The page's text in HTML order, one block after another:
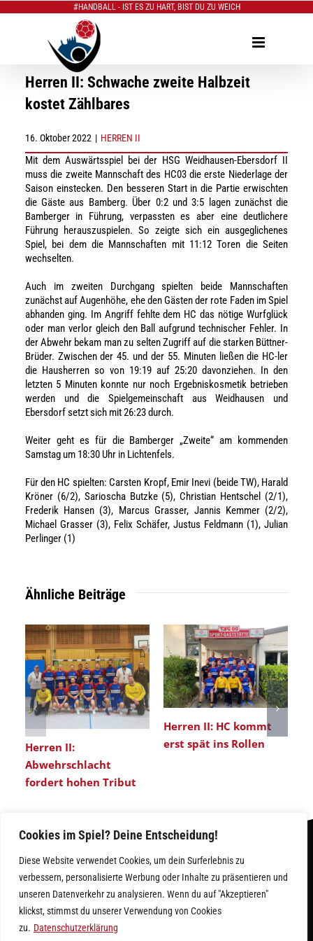
Cookies im Spiel? Deine Entscheidung!
Diese Website verwendet Cookies, um dein Surferlebnis zu
verbessern, personalisierte Werbung oder Inhalte zu präsentieren und
unseren Datenverkehr zu analysieren. Wenn du auf "Akzeptieren"
klickst, stimmst du unserer Verwendung von Cookies
zu. Datenschutzerklärung
#HANDBALL - IST ES ZU HART, BIST DU ZU WEICH
Herren II: Schwache zweite Halbzeit
kostet Zählbares
16. Oktober 2022 | HERREN II
Mit dem Auswärtsspiel bei der HSG Weidhausen-Ebersdorf II
muss die zweite Mannschaft des HC03 die erste Niederlage der
Saison einstecken. Den besseren Start in die Partie erwischten
die Gäste aus Bamberg. Über 0:2 und 3:5 lagen zunächst die
Bamberger in Führung, verpassten es aber eine deutlichere
Führung herauszuspielen. So zeigte sich ein ausgeglichenes
Spiel, bei dem die Mannschaften mit 11:12 Toren die Seiten
wechselten.
Auch im zweiten Durchgang spielten beide Mannschaften
zunächst auf Augenhöhe, ehe den Gästen der rote Faden im Spiel
abhanden ging. Im Angriff fehlte dem HC das nötige Wurfglück
oder man verlor gleich den Ball aufgrund technischer Fehler. In
der Abwehr bekam man zu selten Zugriff auf die starken Büttner-
Brüder. Zwischen der 45. und der 55. Minuten ließen die HC-ler
die Hausherren so von 19:19 auf 25:20 davonziehen. In den
letzten 5 Minuten konnte nur noch Ergebniskosmetik betrieben
werden und die Spielgemeinschaft aus Weidhausen und
Ebersdorf setzt sich mit 26:23 durch.
Weiter geht es für die Bamberger „Zweite“ am kommenden
Samstag um 18:30 Uhr in Lichtenfels.
Für den HC spielten: Carsten Kropf, Emir Inevi (beide TW), Harald
Kröner (6/2), Sarioscha Butzke (5), Christian Hentschel (2/1),
Frederik Hansen (3), Marcus Grasser, Jannis Kemmer (2/2),
Michael Grasser (3), Felix Schäfer, Justus Feldmann (1), Julian
Perlinger (1)
Ähnliche Beiträge
Herren II:
Abwehrschlacht
fordert hohen Tribut
Herren II: HC kommt
erst spät ins Rollen
DATENSCHUTZ